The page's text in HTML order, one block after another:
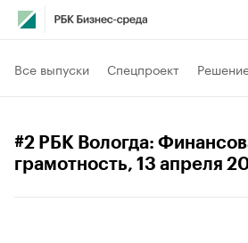
Все выпуски Спецпроект
#2 РБК Вологда:
грамотность, 13 апреля